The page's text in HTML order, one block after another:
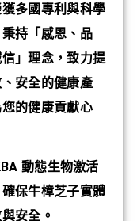
多國專利與科學
持「感恩、品
」理念，致力提
安全的健康產
的健康貢獻心
動態生物激活
保牛樟芝子實體
安全。